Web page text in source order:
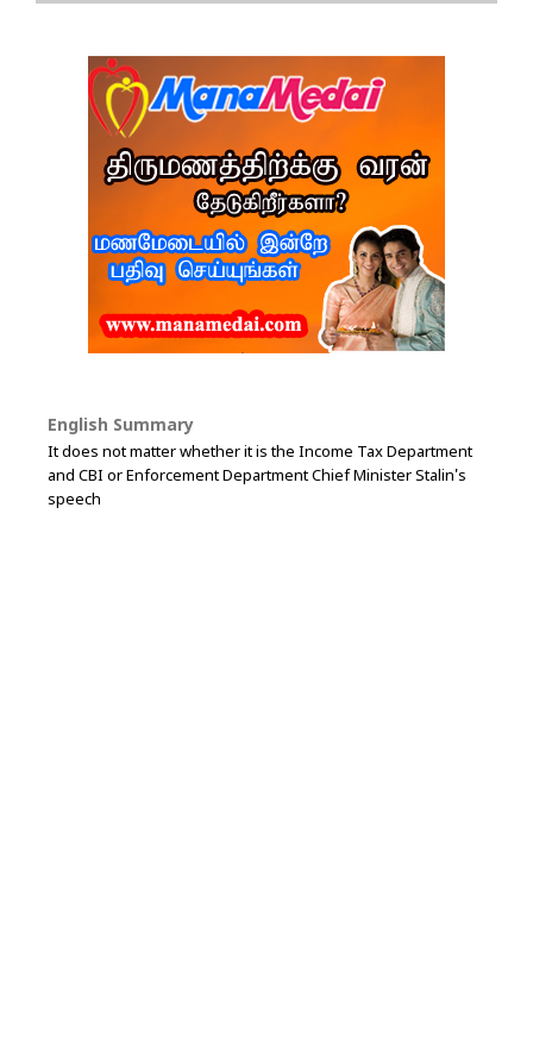
English Summary
It does not matter whether it is the Income Tax Department
and CBI or Enforcement Department Chief Minister Stalin's
speech